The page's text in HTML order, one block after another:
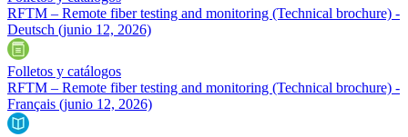
RFTM – Remote fiber testing and monitoring (Technical brochure) -
Deutsch (junio 12, 2026)
Folletos y catálogos
RFTM – Remote fiber testing and monitoring (Technical brochure) -
Français (junio 12, 2026)